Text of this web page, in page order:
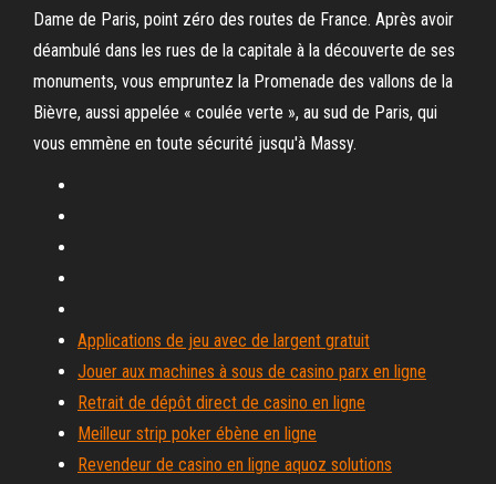
Dame de Paris, point zéro des routes de France. Après avoir
déambulé dans les rues de la capitale à la découverte de ses
monuments, vous empruntez la Promenade des vallons de la
Bièvre, aussi appelée « coulée verte », au sud de Paris, qui
vous emmène en toute sécurité jusqu'à Massy.
Applications de jeu avec de largent gratuit
Jouer aux machines à sous de casino parx en ligne
Retrait de dépôt direct de casino en ligne
Meilleur strip poker ébène en ligne
Revendeur de casino en ligne aquoz solutions